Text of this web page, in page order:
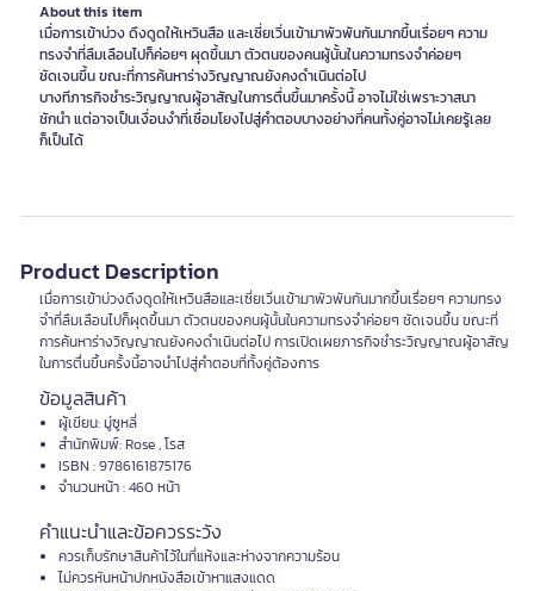
About this item
เมื่อการเข้าบ่วง ดึงดูดให้เหวินสือ และเซี่ยเวิ่นเข้ามาพัวพันกันมากขึ้นเรื่อยๆ ความ
ทรงจำที่ลืมเลือนไปก็ค่อยๆ ผุดขึ้นมา ตัวตนของคนผู้นั้นในความทรงจำค่อยๆ
ชัดเจนขึ้น ขณะที่การค้นหาร่างวิญญาณยังคงดำเนินต่อไป
บางทีภารกิจชำระวิญญาณผู้อาสัญในการตื่นขึ้นมาครั้งนี้ อาจไม่ใช่เพราะวาสนา
ชักนำ แต่อาจเป็นเงื่อนงำที่เชื่อมโยงไปสู่คำตอบบางอย่างที่คนทั้งคู่อาจไม่เคยรู้เลย
ก็เป็นได้
Product Description
เมื่อการเข้าบ่วงดึงดูดให้เหวินสือและเซี่ยเวิ่นเข้ามาพัวพันกันมากขึ้นเรื่อยๆ ความทรง
จำที่ลืมเลือนไปก็ผุดขึ้นมา ตัวตนของคนผู้นั้นในความทรงจำค่อยๆ ชัดเจนขึ้น ขณะที่
การค้นหาร่างวิญญาณยังคงดำเนินต่อไป การเปิดเผยภารกิจชำระวิญญาณผู้อาสัญ
ในการตื่นขึ้นครั้งนี้อาจนำไปสู่คำตอบที่ทั้งคู่ต้องการ
ข้อมูลสินค้า
ผู้เขียน: มู่ซูหลี่
สำนักพิมพ์: Rose , โรส
ISBN : 9786161875176
จำนวนหน้า : 460 หน้า
คำแนะนำและข้อควรระวัง
ควรเก็บรักษาสินค้าไว้ในที่แห้งและห่างจากความร้อน
ไม่ควรหันหน้าปกหนังสือเข้าหาแสงแดด